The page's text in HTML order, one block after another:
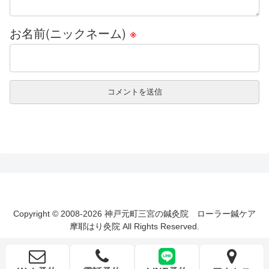
お名前(ニックネーム) ※
Copyright © 2008-2026 神戸元町三宮の鍼灸院 ローラー鍼ケア
摩耶はり灸院 All Rights Reserved.